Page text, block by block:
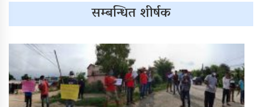
सम्बन्धित शीर्षक